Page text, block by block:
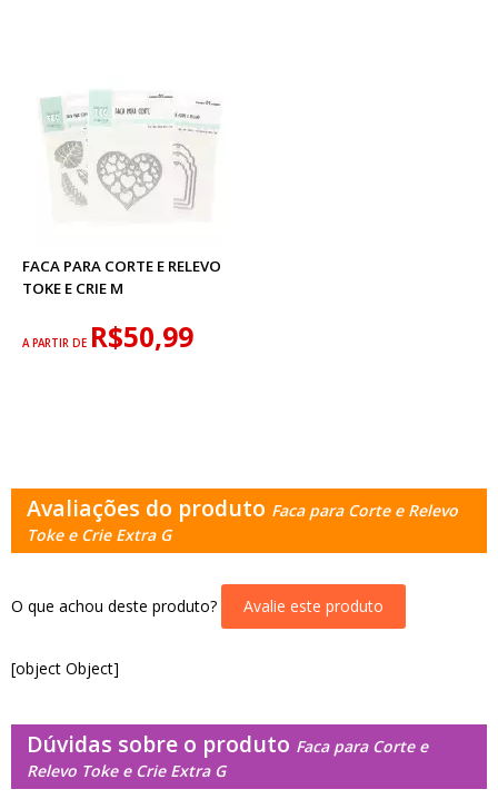
FACA PARA CORTE E RELEVO
TOKE E CRIE M
A PARTIR DE R$50,99
Avaliações do produto Faca para Corte e Relevo
Toke e Crie Extra G
O que achou deste produto? Avalie este produto
[object Object]
Dúvidas sobre o produto Faca para Corte e
Relevo Toke e Crie Extra G